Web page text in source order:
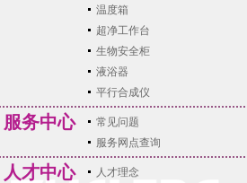
温度箱
超净工作台
生物安全柜
液浴器
平行合成仪
服务中心
常见问题
服务网点查询
人才中心
人才理念